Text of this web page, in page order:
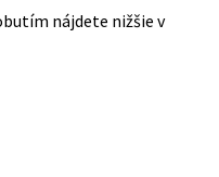
nájdete nižšie v